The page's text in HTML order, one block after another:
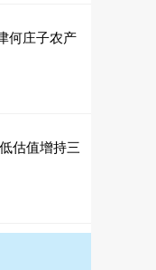
何庄子农产
估值增持三